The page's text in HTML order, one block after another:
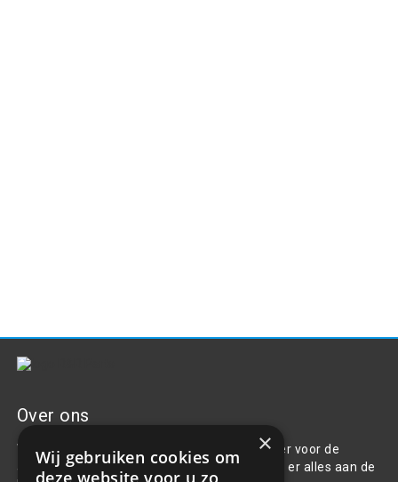
Over ons
Welkom bij R&R Parts Automotive, uw partner voor de
aanschaf van alle auto accessoires. Wij doen er alles aan de
×
Wij gebruiken cookies om
deze website voor u zo